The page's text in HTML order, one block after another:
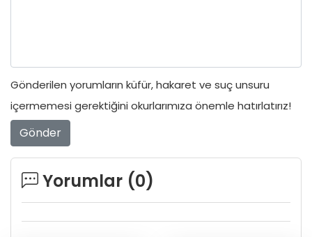
Gönderilen yorumların küfür, hakaret ve suç unsuru
içermemesi gerektiğini okurlarımıza önemle hatırlatırız!
Gönder
Yorumlar (0)